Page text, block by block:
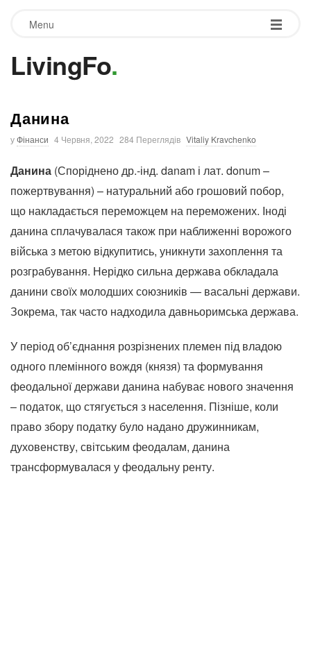
Menu
LivingFo.
Данина
уФінанси 4 Червня, 2022 284 Переглядів Vitaliy Kravchenko
Данина (Споріднено др.-інд. danam і лат. donum –
пожертвування) – натуральний або грошовий побор,
що накладається переможцем на переможених. Іноді
данина сплачувалася також при наближенні ворожого
війська з метою відкупитись, уникнути захоплення та
розграбування. Нерідко сильна держава обкладала
данини своїх молодших союзників — васальні держави.
Зокрема, так часто надходила давньоримська держава.
У період об’єднання розрізнених племен під владою
одного племінного вождя (князя) та формування
феодальної держави данина набуває нового значення
– податок, що стягується з населення. Пізніше, коли
право збору податку було надано дружинникам,
духовенству, світським феодалам, данина
трансформувалася у феодальну ренту.